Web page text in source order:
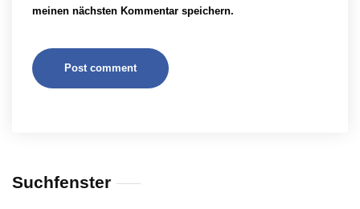
meinen nächsten Kommentar speichern.
Suchfenster